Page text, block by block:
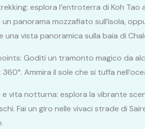
esplora l’entroterra di Koh
panorama mozzafiato sull’isola,
una vista panoramica sulla baia di
Goditi un tramonto magico da
Ammira il sole che si tuffa
e vita notturna: esplora la vibrante
Fai un giro nelle vivaci strade di